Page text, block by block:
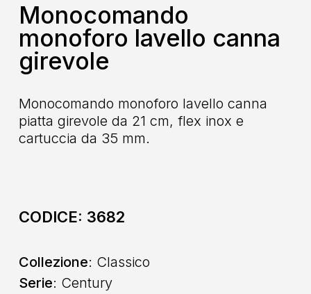
Monocomando
monoforo lavello canna
girevole
Monocomando monoforo lavello canna
piatta girevole da 21 cm, flex inox e
cartuccia da 35 mm.
CODICE: 3682
Collezione: Classico
Serie: Century